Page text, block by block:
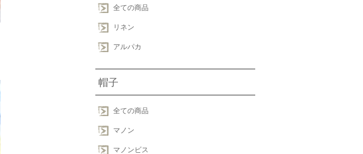
全ての商品
リネン
アルパカ
帽子
全ての商品
マノン
マノンビス